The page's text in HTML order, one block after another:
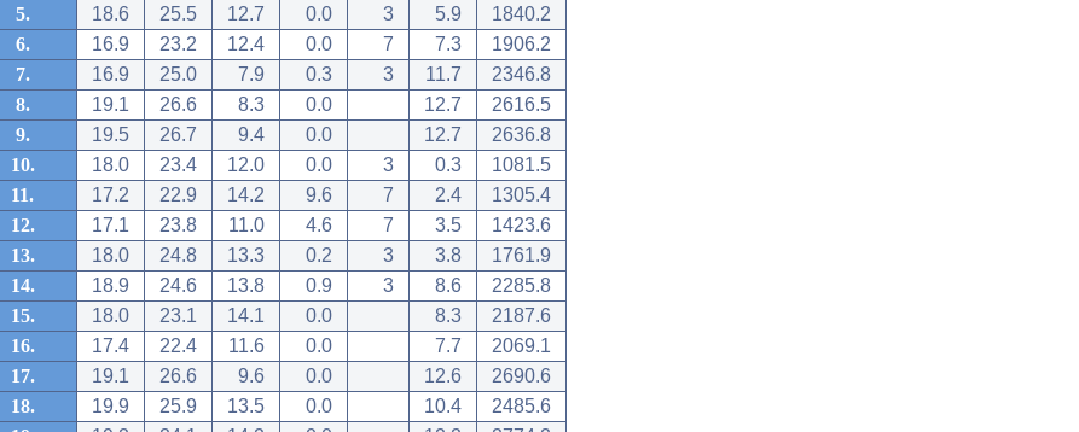
5.
18.6 25.5 12.7 0.0 3 5.9
1840.2
6.
16.9 23.2 12.4 0.0 7 7.3
1906.2
7.
16.9 25.0 7.9 0.3 3 11.7
2346.8
8.
19.1 26.6 8.3 0.0 12.7
2616.5
9.
19.5 26.7 9.4 0.0 12.7
2636.8
10.
18.0 23.4 12.0 0.0 3 0.3
1081.5
11.
17.2 22.9 14.2 9.6 7 2.4
1305.4
12.
17.1 23.8 11.0 4.6 7 3.5
1423.6
13.
18.0 24.8 13.3 0.2 3 3.8
1761.9
14.
18.9 24.6 13.8 0.9 3 8.6
2285.8
15.
18.0 23.1 14.1 0.0 8.3
2187.6
16.
17.4 22.4 11.6 0.0 7.7
2069.1
17.
19.1 26.6 9.6 0.0 12.6
2690.6
18.
19.9 25.9 13.5 0.0 10.4
2485.6